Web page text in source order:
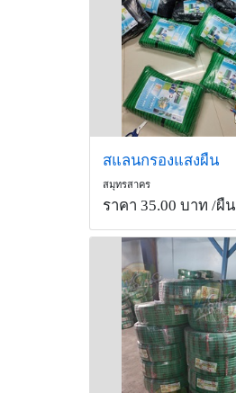
สแลนกรองแสงผืน
สมุทรสาคร
ราคา 35.00 บาท /ผืน